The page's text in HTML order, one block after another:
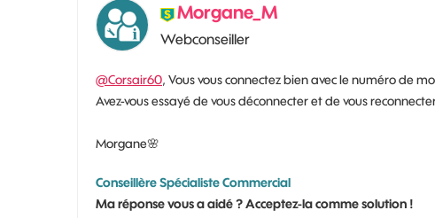
Morgane_M
Webconseiller
@Corsair60, Vous vous connectez bien avec le numéro de
Avez-vous essayé de vous déconnecter et de vous
Morgane🌸
Conseillère Spécialiste Commercial
Ma réponse vous a aidé ? Acceptez-la comme solution !